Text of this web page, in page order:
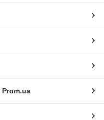
Prom.ua